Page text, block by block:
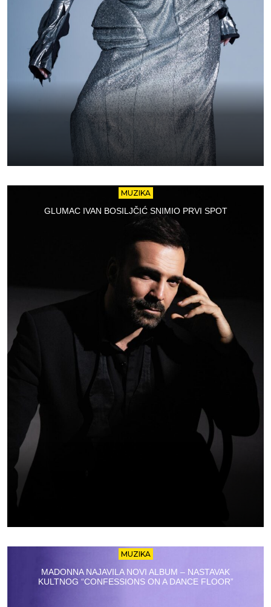
MUZIKA
GLUMAC IVAN BOSILJČIĆ SNIMIO PRVI SPOT
MUZIKA
MADONNA NAJAVILA NOVI ALBUM – NASTAVAK
KULTNOG “CONFESSIONS ON A DANCE FLOOR”